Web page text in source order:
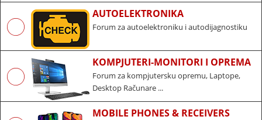
AUTOELEKTRONIKA
Forum za autoelektroniku i autodijagnostiku
KOMPJUTERI-MONITORI I OPREMA
Forum za kompjutersku opremu, Laptope,
Desktop Računare ...
MOBILE PHONES & RECEIVERS